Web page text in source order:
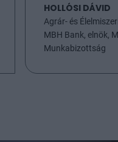
HOLLÓSI DÁVID
Agrár- és
MBH Bank, elnök,
Munkabizottság